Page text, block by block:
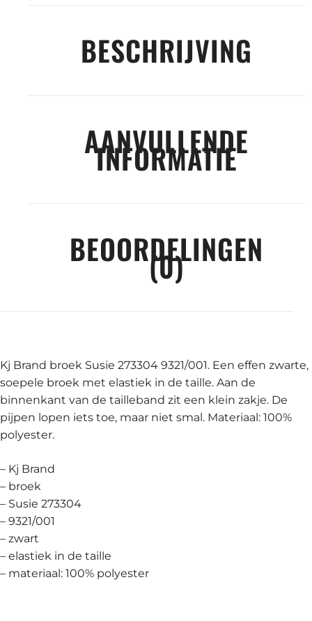
BESCHRIJVING
AANVULLENDE
INFORMATIE
BEOORDELINGEN
(0)
Kj Brand broek Susie 273304 9321/001. Een effen zwarte,
soepele broek met elastiek in de taille. Aan de
binnenkant van de tailleband zit een klein zakje. De
pijpen lopen iets toe, maar niet smal. Materiaal: 100%
polyester.
– Kj Brand
– broek
– Susie 273304
– 9321/001
– zwart
– elastiek in de taille
– materiaal: 100% polyester